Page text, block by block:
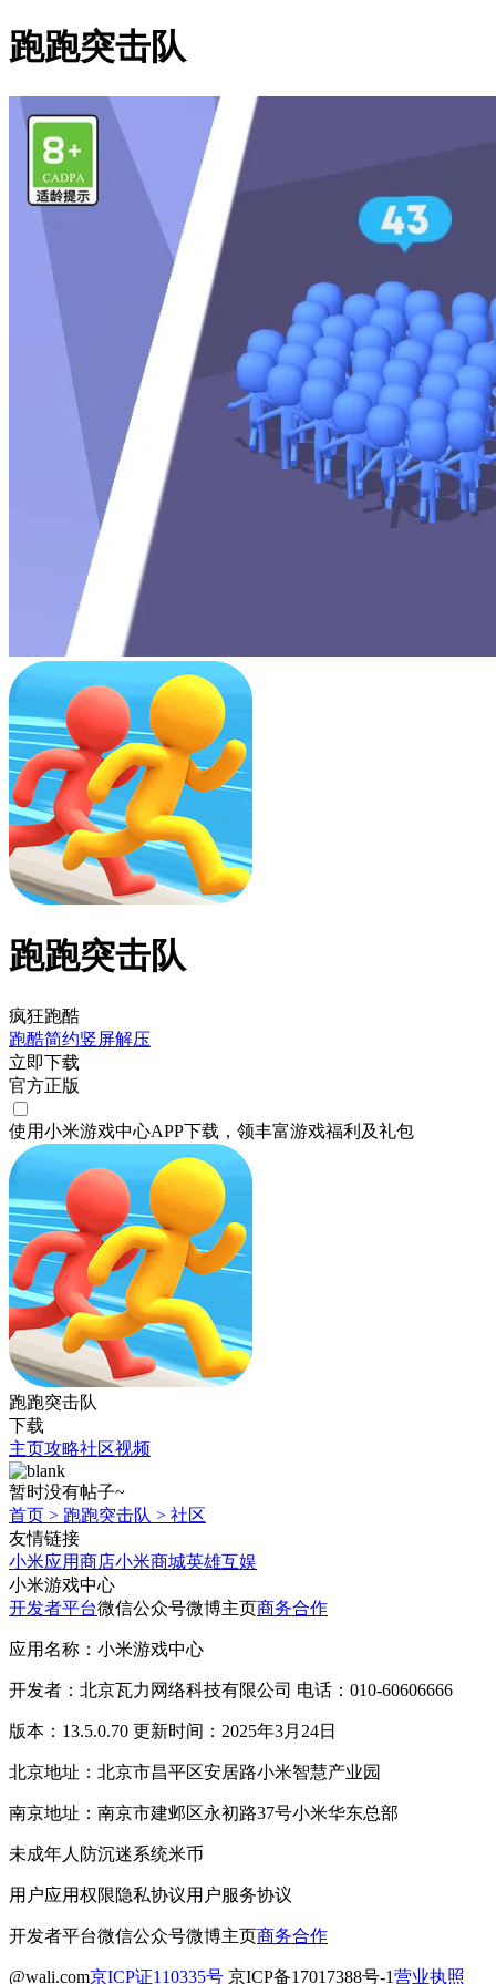
跑跑突击队
跑跑突击队
疯狂跑酷
跑酷简约竖屏解压
立即下载
官方正版
使用小米游戏中心APP下载 ，领丰富游戏福利 及礼包
跑跑突击队
下载
主页攻略社区视频
暂时没有帖子~
首页 > 跑跑突击队 > 社区
友情链接
小米应用商店小米商城英雄互娱
小米游戏中心
开发者平台微信公众号微博主页商务合作
应用名称：小米游戏中心
开发者：北京瓦力网络科技有限公司 电话：010-60606666
版本：13.5.0.70 更新时间：2025年3月24日
北京地址：北京市昌平区安居路小米智慧产业园
南京地址：南京市建邺区永初路37号小米华东总部
未成年人防沉迷系统米币
用户应用权限隐私协议用户服务协议
开发者平台微信公众号微博主页商务合作
@wali.com京ICP证110335号 京ICP备17017388号-1营业执照